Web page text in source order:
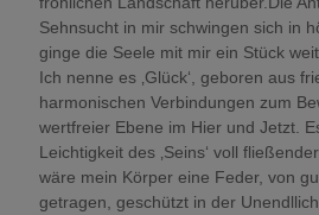
Sehnsucht in mir schwingen sich in
ginge die Seele mit mir ein Stück
Ich nenne es ‚Glück‘, geboren aus
harmonischen Verbindungen zum
wertfreier Ebene im Hier und Jetzt.
Leichtigkeit des ‚Seins‘ voll
wäre mein Körper eine Feder, von
getragen, geschützt in der